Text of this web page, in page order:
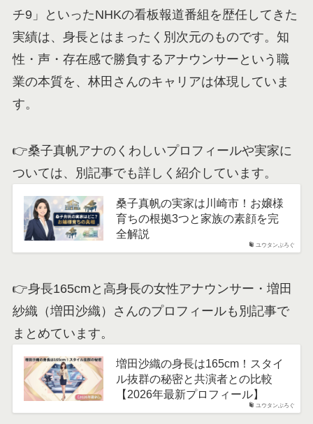
チ9」といったNHKの看板報道番組を歴任してきた
実績は、身長とはまったく別次元のものです。知
性・声・存在感で勝負するアナウンサーという職
業の本質を、林田さんのキャリアは体現していま
す。
👉桑子真帆アナのくわしいプロフィールや実家に
ついては、別記事でも詳しく紹介しています。
ユウタンぶろぐ
桑子真帆の実家は川崎市！お嬢様
育ちの根拠3つと家族の素顔を完
全解説
👉身長165cmと高身長の女性アナウンサー・増田
紗織（増田沙織）さんのプロフィールも別記事で
まとめています。
ユウタンぶろぐ
増田沙織の身長は165cm！スタイ
ル抜群の秘密と共演者との比較
【2026年最新プロフィール】